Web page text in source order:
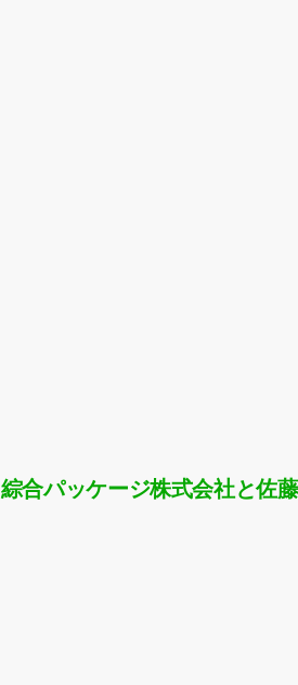
綜合パッケージ株式会社と佐